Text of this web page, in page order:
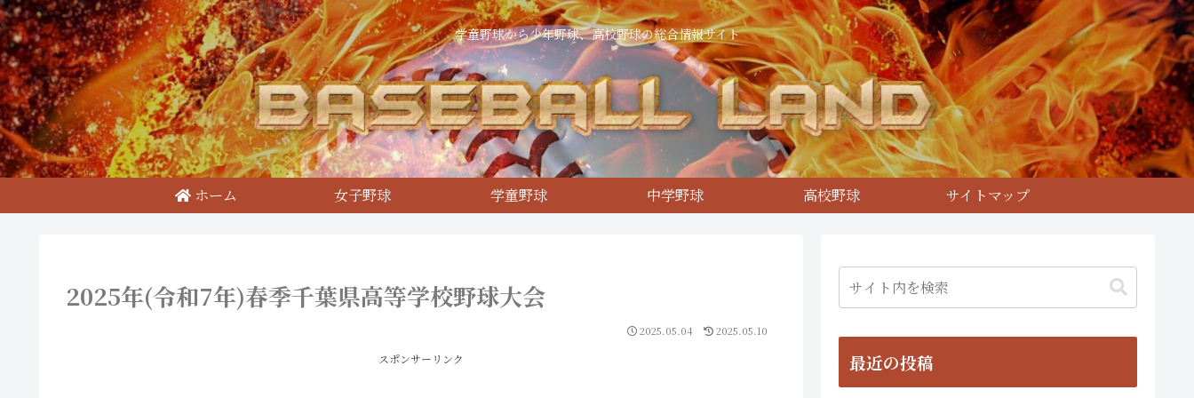
学童野球から少年野球、高校野球の総合情報サイト
ホーム 女子野球 学童野球 中学野球 高校野球 サイトマップ
2025年(令和7年)春季千葉県高等学校野球大会
2025.05.04 2025.05.10
スポンサーリンク 最近の投稿